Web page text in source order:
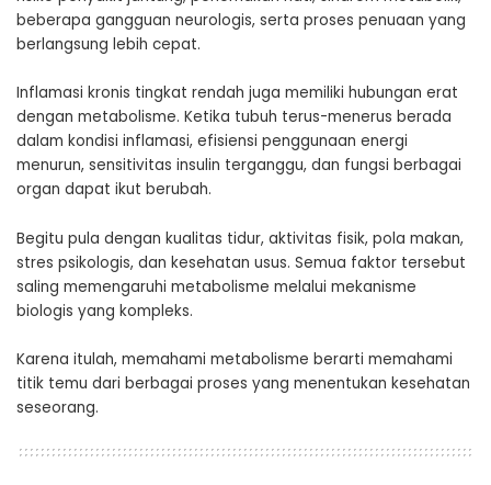
beberapa gangguan neurologis, serta proses penuaan yang
berlangsung lebih cepat.
Inflamasi kronis tingkat rendah juga memiliki hubungan erat
dengan metabolisme. Ketika tubuh terus-menerus berada
dalam kondisi inflamasi, efisiensi penggunaan energi
menurun, sensitivitas insulin terganggu, dan fungsi berbagai
organ dapat ikut berubah.
Begitu pula dengan kualitas tidur, aktivitas fisik, pola makan,
stres psikologis, dan kesehatan usus. Semua faktor tersebut
saling memengaruhi metabolisme melalui mekanisme
biologis yang kompleks.
Karena itulah, memahami metabolisme berarti memahami
titik temu dari berbagai proses yang menentukan kesehatan
seseorang.